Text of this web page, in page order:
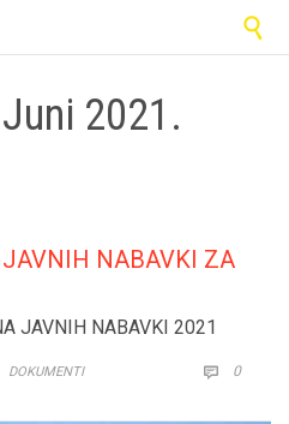

Juni 2021.
NABAVKI ZA
JAVNIH NABAVKI 2021
CATEGORY
DOKUMENTI  0